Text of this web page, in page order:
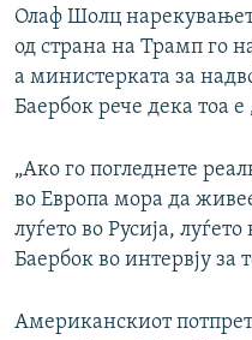
Олаф Шолц
од страна на Трамп го
а министерката за
Баербок рече дека тоа е
„Ако го погледнете
во Европа мора да
луѓето во Русија, луѓето
Баербок во интервју за
Американскиот